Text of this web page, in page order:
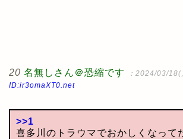
20 名無しさん＠恐縮です
：2024/03/
ID:ir3omaXT0.net
>>1
喜多川のトラウマでおかしくなって